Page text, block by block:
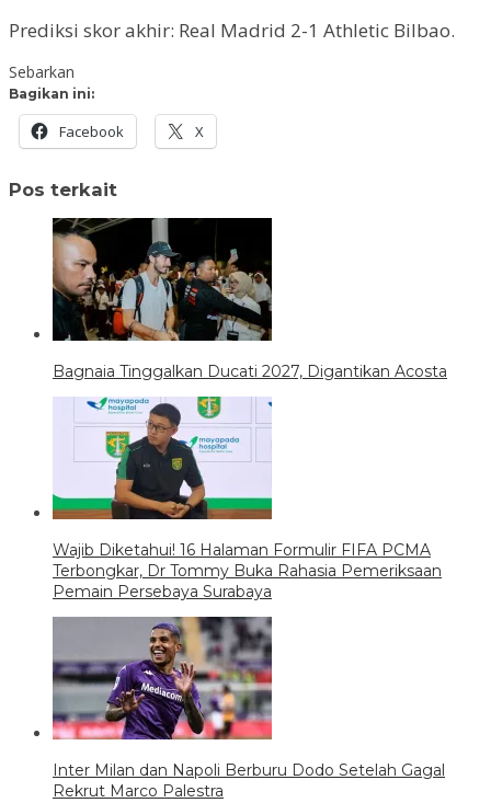
Prediksi skor akhir: Real Madrid 2-1 Athletic Bilbao.
Sebarkan
Bagikan ini:
Facebook X
Pos terkait
Bagnaia Tinggalkan Ducati 2027, Digantikan Acosta
Wajib Diketahui! 16 Halaman Formulir FIFA PCMA
Terbongkar, Dr Tommy Buka Rahasia Pemeriksaan
Pemain Persebaya Surabaya
Inter Milan dan Napoli Berburu Dodo Setelah Gagal
Rekrut Marco Palestra